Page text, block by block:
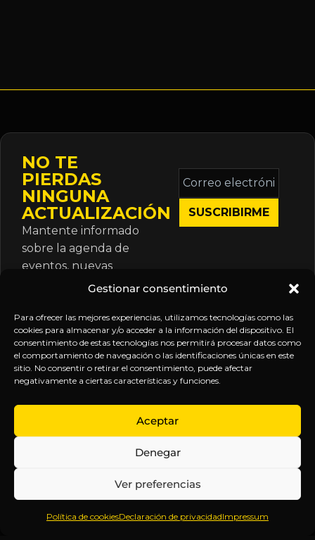
Gestionar consentimiento
Para ofrecer las mejores experiencias, utilizamos tecnologías como las
cookies para almacenar y/o acceder a la información del dispositivo. El
consentimiento de estas tecnologías nos permitirá procesar datos como
el comportamiento de navegación o las identificaciones únicas en este
sitio. No consentir o retirar el consentimiento, puede afectar
negativamente a ciertas características y funciones.
Aceptar
Denegar
Ver preferencias
Política de cookiesDeclaración de privacidadImpressum
NO TE
PIERDAS
NINGUNA
ACTUALIZACIÓN
Mantente informado
sobre la agenda de
eventos, nuevas
publicaciones y
suscripción.
Correo
electrónico
*
Inteligencia
Anticipándonos
EXPLORA
Inicio
Sobre
Contenido
Webinars
LEGAL
Política
de
Términos y
Aviso
SÍGUENOS